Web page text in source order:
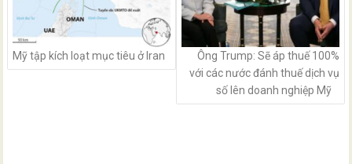
Mỹ tập kích loạt mục tiêu ở Iran
Ông Trump: Sẽ áp thuế 100%
với các nước đánh thuế dịch vụ
số lên doanh nghiệp Mỹ